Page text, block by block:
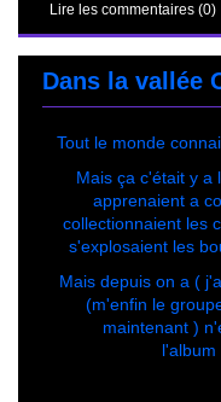
Lire les commentaires (0)
Dans la vallée
Tout le monde
Mais ça c'était y a
apprenaient a
collectionnaient les
s'explosaient les
Mais depuis on a (
(m'enfin le
maintenant )
l'album